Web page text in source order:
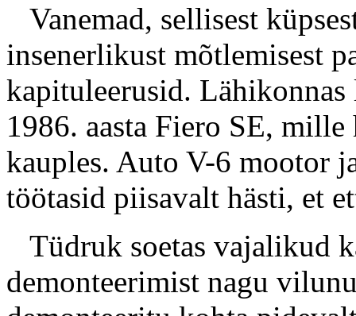
Vanemad, sellisest
insenerlikust mõtlemisest
kapituleerusid.
1986. aasta Fiero SE,
kauples. Auto V-6 mootor
töötasid piisavalt hästi, et
Tüdruk soetas vajalikud
demonteerimist nagu